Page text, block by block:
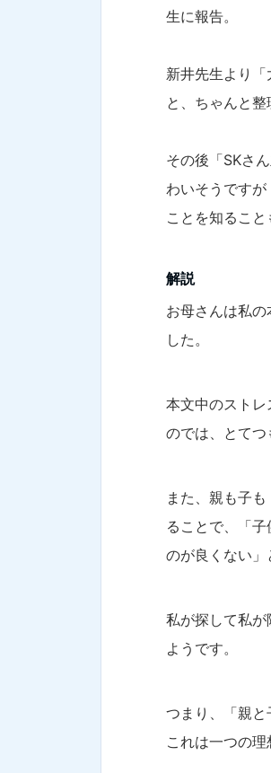
生に報告。
新井先生より
と、ちゃんと整
その後「SKさ
わいそうです
ことを知ること
解説
お母さんは私
した。
本文中のスト
のでは、とてつ
また、親も子
ることで、「
のが良くない」
私が探して私
ようです。
つまり、「親と
これは一つの